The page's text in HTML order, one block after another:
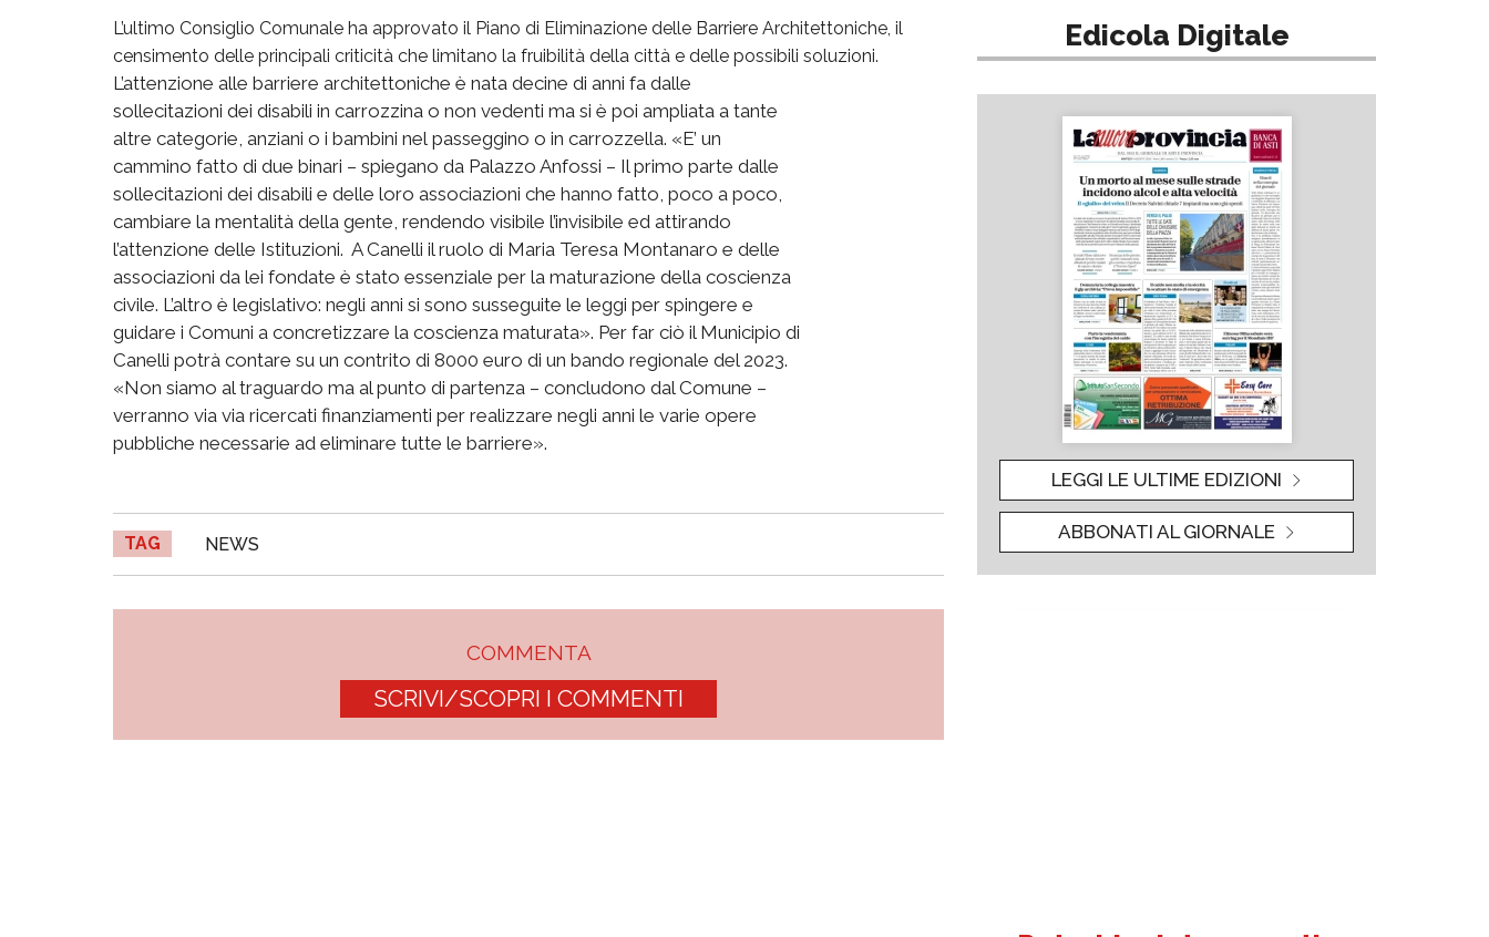
L’ultimo Consiglio Comunale ha approvato il Piano di Eliminazione delle Barriere Architettoniche, il
censimento delle principali criticità che limitano la fruibilità della città e delle possibili soluzioni.
L’attenzione alle barriere architettoniche è nata decine di anni fa dalle
sollecitazioni dei disabili in carrozzina o non vedenti ma si è poi ampliata a tante
altre categorie, anziani o i bambini nel passeggino o in carrozzella. «E’ un
cammino fatto di due binari – spiegano da Palazzo Anfossi – Il primo parte dalle
sollecitazioni dei disabili e delle loro associazioni che hanno fatto, poco a poco,
cambiare la mentalità della gente, rendendo visibile l’invisibile ed attirando
l’attenzione delle Istituzioni. A Canelli il ruolo di Maria Teresa Montanaro e delle
associazioni da lei fondate è stato essenziale per la maturazione della coscienza
civile. L’altro è legislativo: negli anni si sono susseguite le leggi per spingere e
guidare i Comuni a concretizzare la coscienza maturata». Per far ciò il Municipio di
Canelli potrà contare su un contrito di 8000 euro di un bando regionale del 2023.
«Non siamo al traguardo ma al punto di partenza – concludono dal Comune –
verranno via via ricercati finanziamenti per realizzare negli anni le varie opere
pubbliche necessarie ad eliminare tutte le barriere».
TAG NEWS
COMMENTA
SCRIVI/SCOPRI I COMMENTI
Edicola Digitale
LEGGI LE ULTIME EDIZIONI
ABBONATI AL GIORNALE